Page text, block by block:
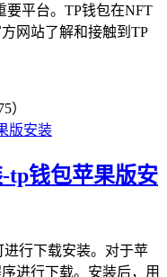
要平台。TP钱包在NFT
网站了解和接触到TP
）
-tp钱包苹果版安
行下载安装。对于苹
进行下载。安装后，用